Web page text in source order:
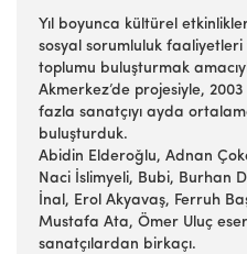
Yıl boyunca kültürel
sosyal sorumluluk
toplumu buluşturmak
Akmerkez’de projesiyle, 2003
fazla sanatçıyı ayda
buluşturduk.
Abidin Elderoğlu, Adnan
Naci İslimyeli, Bubi, Burhan
İnal, Erol Akyavaş, Ferruh
Mustafa Ata, Ömer Uluç
sanatçılardan birkaçı.